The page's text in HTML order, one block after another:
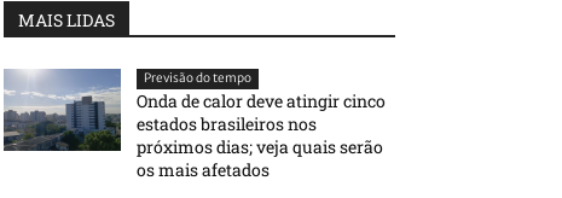
MAIS LIDAS
Previsão do tempo
Onda de calor deve atingir cinco
estados brasileiros nos
próximos dias; veja quais serão
os mais afetados